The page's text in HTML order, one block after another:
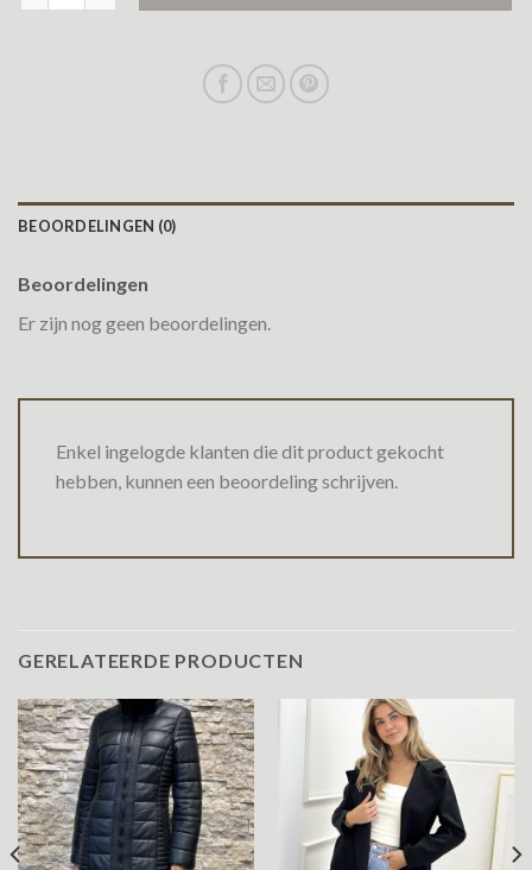
BEOORDELINGEN (0)
Beoordelingen
Er zijn nog geen beoordelingen.
Enkel ingelogde klanten die dit product gekocht
hebben, kunnen een beoordeling schrijven.
GERELATEERDE PRODUCTEN